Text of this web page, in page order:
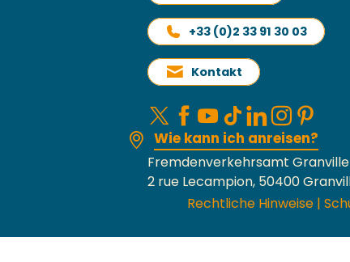
+33 (0)2 33 91 30 03
Kontakt
Wie kann ich anreisen?
Fremdenverkehrsamt
2 rue Lecampion, 50400
Rechtliche Hinweise |